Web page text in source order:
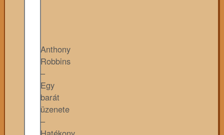
Anthony
Robbins
–
Egy
barát
üzenete
–